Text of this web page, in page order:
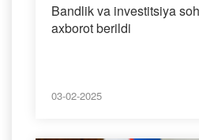
Bandlik va investitsiya
axborot berildi
03-02-2025